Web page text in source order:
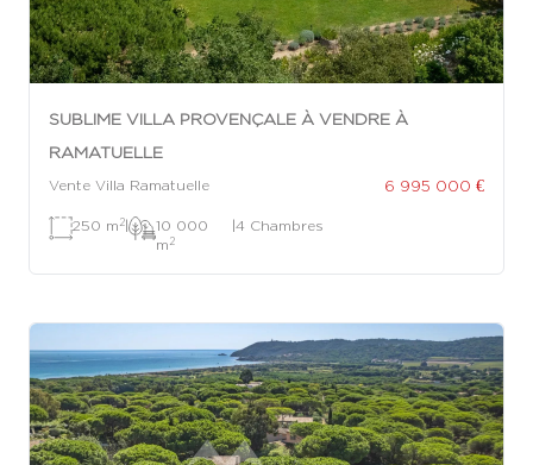
SUBLIME VILLA PROVENÇALE À VENDRE À
RAMATUELLE
Vente Villa Ramatuelle 6 995 000 €
250 m 2|
10 000
m 2
|4 Chambres